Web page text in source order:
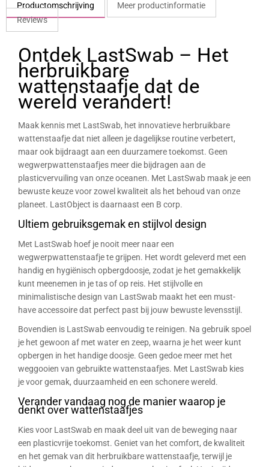
Productomschrijving
Meer productinformatie
Reviews
Ontdek LastSwab – Het
herbruikbare
wattenstaafje dat de
wereld verandert!
Maak kennis met LastSwab, het innovatieve herbruikbare
wattenstaafje dat niet alleen je dagelijkse routine verbetert,
maar ook bijdraagt aan een duurzamere toekomst. Geen
wegwerpwattenstaafjes meer die bijdragen aan de
plasticvervuiling van onze oceanen. Met LastSwab maak je een
bewuste keuze voor zowel kwaliteit als het behoud van onze
planeet. LastObject is daarnaast een B corp.
Ultiem gebruiksgemak en stijlvol design
Met LastSwab hoef je nooit meer naar een
wegwerpwattenstaafje te grijpen. Het wordt geleverd met een
handig en hygiënisch opbergdoosje, zodat je het gemakkelijk
kunt meenemen in je tas of op reis. Het stijlvolle en
minimalistische design van LastSwab maakt het een must-
have accessoire dat perfect past bij jouw bewuste levensstijl.
Bovendien is LastSwab eenvoudig te reinigen. Na gebruik spoel
je het gewoon af met water en zeep, waarna je het weer kunt
opbergen in het handige doosje. Geen gedoe meer met het
weggooien van gebruikte wattenstaafjes. Met LastSwab kies
je voor gemak, duurzaamheid en een schonere wereld.
Verander vandaag nog de manier waarop je
denkt over wattenstaafjes
Kies voor LastSwab en maak deel uit van de beweging naar
een plasticvrije toekomst. Geniet van het comfort, de kwaliteit
en het gemak van dit herbruikbare wattenstaafje, terwijl je